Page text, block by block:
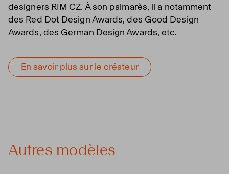
designers RIM CZ. À son palmarès, il a notamment
des Red Dot Design Awards, des Good Design
Awards, des German Design Awards, etc.
En savoir plus sur le créateur
Autres modèles